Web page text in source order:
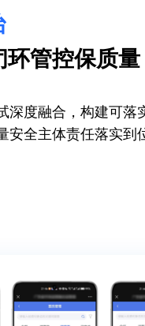
深度融合，构建可落
安全主体责任落实到
环管控保质量